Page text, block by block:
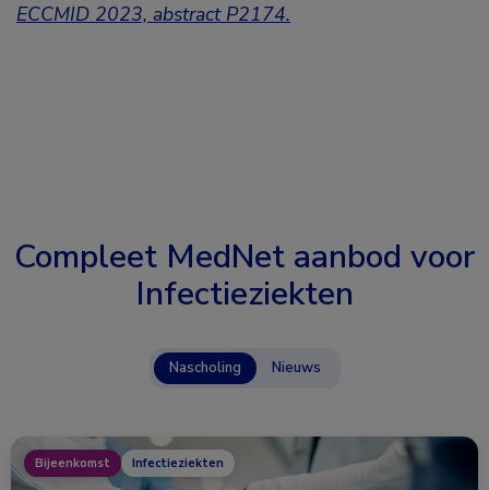
ECCMID 2023, abstract P2174.
Compleet MedNet aanbod voor
Infectieziekten
Nascholing Nieuws
Bijeenkomst Infectieziekten